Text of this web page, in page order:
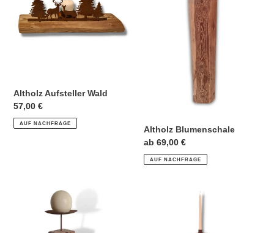
Altholz Aufsteller Wald
Normaler
Preis
57,00 €
AUF NACHFRAGE
Altholz Blumenschale
Normaler
Preis
ab 69,00 €
AUF NACHFRAGE
Kerzenständer
Kerzenständer